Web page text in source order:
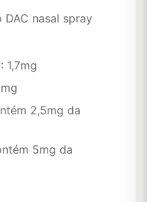
DAC nasal spray
1,7mg
2,5mg da
5mg da